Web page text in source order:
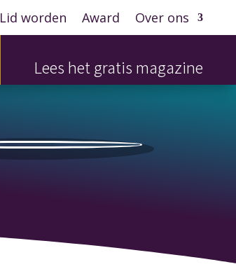
Lid worden Award Over ons
Lees het gratis magazine